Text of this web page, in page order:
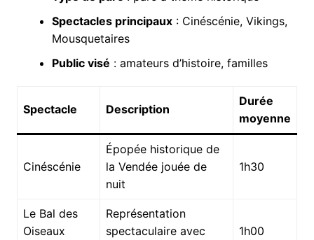
Spectacles principaux: Cinéscénie, Vikings,
Mousquetaires
Public visé : amateurs d’histoire, familles
Spectacle Description
Durée
moyenne
Cinéscénie
Épopée historique de
la Vendée jouée de
nuit
1h30
Le Bal des
Oiseaux
Représentation
spectaculaire avec
1h00